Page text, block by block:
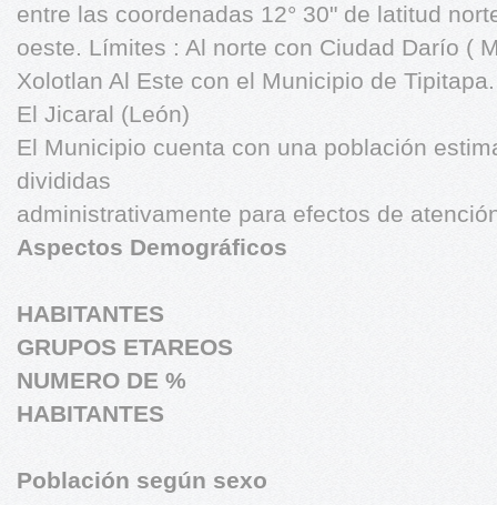
entre las coordenadas 12° 30" de latitud
oeste. Límites : Al norte con Ciudad Darío (
Xolotlan Al Este con el Municipio de
El Jicaral (León)
El Municipio cuenta con una población
divididas
administrativamente para efectos de
Aspectos Demográficos
HABITANTES
GRUPOS ETAREOS
NUMERO DE %
HABITANTES
Población según sexo